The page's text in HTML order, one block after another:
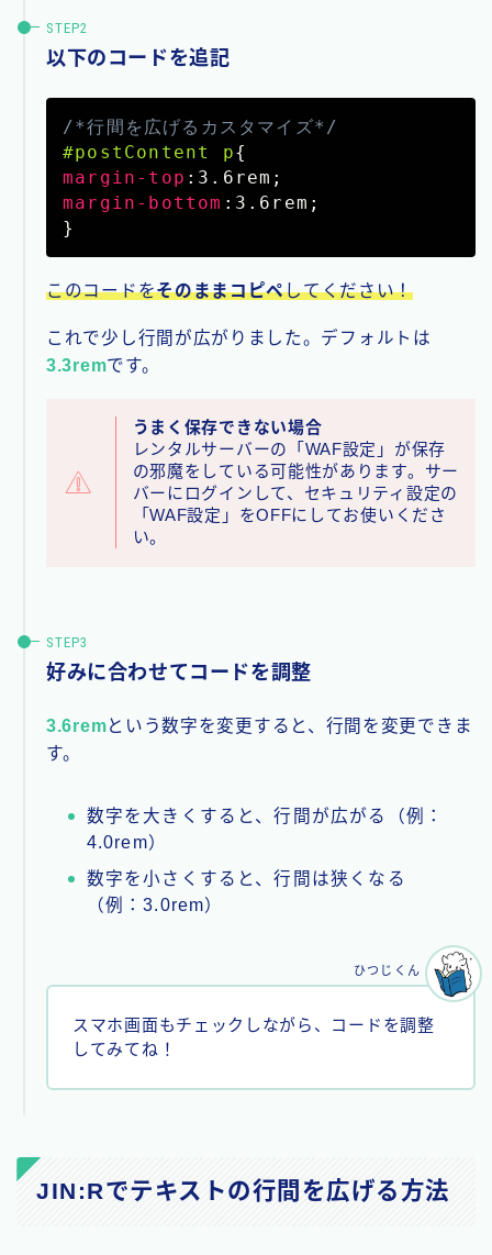
以下のコードを追記
/*行間を広げるカスタマイズ*/
#postContent p{
margin-top : 3.6rem ;
margin-bottom : 3.6rem ;
}
このコードをそのままコピペしてください！
これで少し行間が広がりました。デフォルトは
3.3remです。
うまく保存できない場合
レンタルサーバーの「WAF設定」が保存
の邪魔をしている可能性があります。サー
バーにログインして、セキュリティ設定の
「WAF設定」をOFFにしてお使いくださ
い。
好みに合わせてコードを調整
3.6remという数字を変更すると、行間を変更できま
す。
数字を大きくすると、行間が広がる（例：
4.0rem）
数字を小さくすると、行間は狭くなる
（例：3.0rem）
スマホ画面もチェックしながら、コードを調整
してみてね！
ひつじくん
JIN:Rでテキストの行間を広げる方法